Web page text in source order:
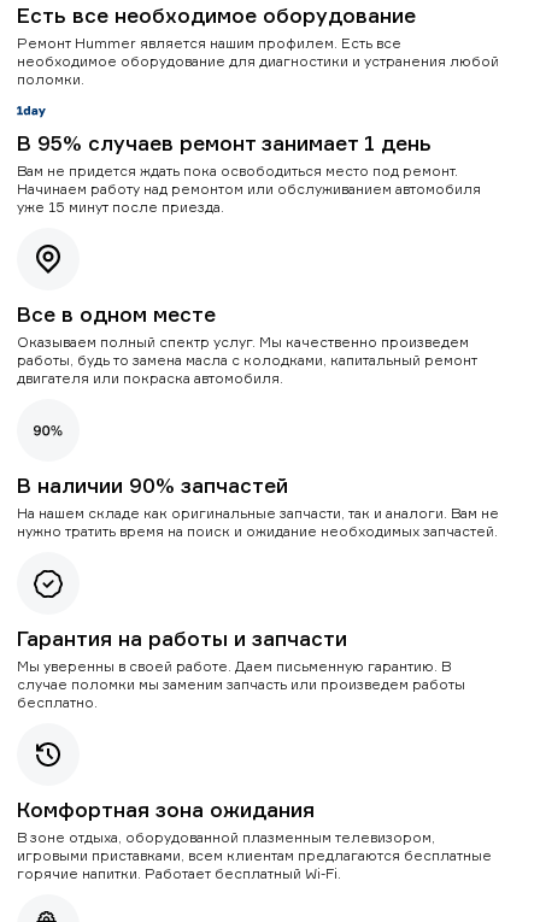
Есть все необходимое оборудование
Ремонт Hummer является нашим профилем. Есть все
необходимое оборудование для диагностики и устранения любой
поломки.
В 95% случаев ремонт занимает 1 день
Вам не придется ждать пока освободиться место под ремонт.
Начинаем работу над ремонтом или обслуживанием автомобиля
уже 15 минут после приезда.
Все в одном месте
Оказываем полный спектр услуг. Мы качественно произведем
работы, будь то замена масла с колодками, капитальный ремонт
двигателя или покраска автомобиля.
В наличии 90% запчастей
На нашем складе как оригинальные запчасти, так и аналоги. Вам не
нужно тратить время на поиск и ожидание необходимых запчастей.
Гарантия на работы и запчасти
Мы уверенны в своей работе. Даем письменную гарантию. В
случае поломки мы заменим запчасть или произведем работы
бесплатно.
Комфортная зона ожидания
В зоне отдыха, оборудованной плазменным телевизором,
игровыми приставками, всем клиентам предлагаются бесплатные
горячие напитки. Работает бесплатный Wi-Fi.